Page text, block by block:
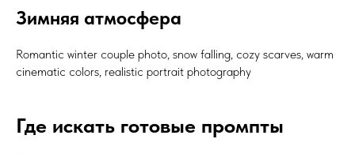
Зимняя атмосфера
Romantic winter couple photo, snow falling, cozy scarves, warm
cinematic colors, realistic portrait photography
Где искать готовые промпты